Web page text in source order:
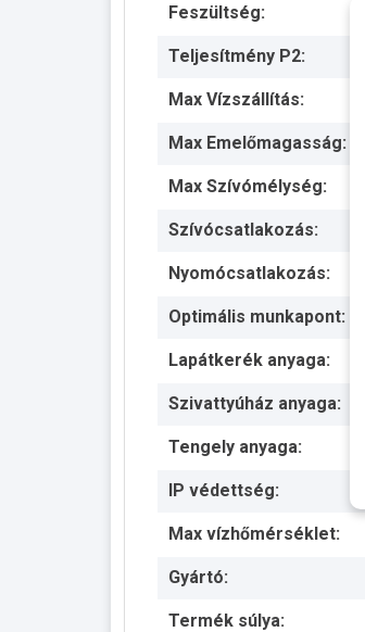
Feszültség:
Teljesítmény P2:
Max Vízszállítás:
Max Emelőmagasság:
Max Szívómélység:
Szívócsatlakozás:
Nyomócsatlakozás:
Optimális munkapont:
Lapátkerék anyaga:
Szivattyúház anyaga:
Tengely anyaga:
IP védettség:
Max vízhőmérséklet:
Gyártó:
Termék súlya: